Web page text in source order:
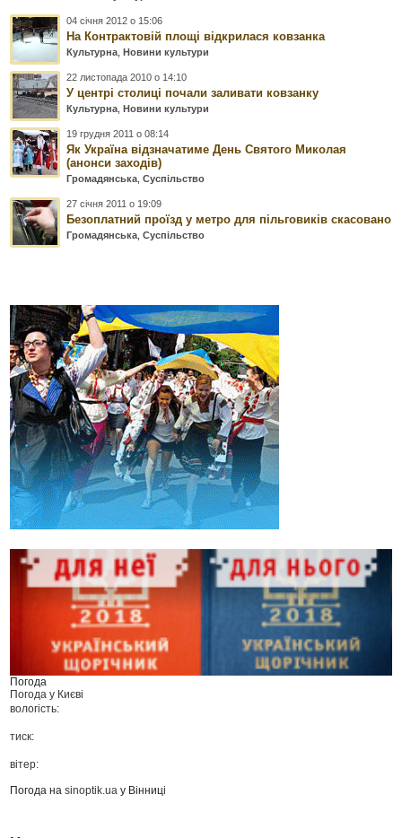
04 січня 2012 о 15:06
На Контрактовій площі відкрилася ковзанка
Культурна ,Новини культури
22 листопада 2010 о 14:10
У центрі столиці почали заливати ковзанку
Культурна ,Новини культури
19 грудня 2011 о 08:14
Як Україна відзначатиме День Святого Миколая
(анонси заходів)
Громадянська ,Суспільство
27 січня 2011 о 19:09
Безоплатний проїзд у метро для пільговиків скасовано
Громадянська ,Суспільство
Погода
Погода у Києві
вологість:
тиск:
вітер:
Погода наsinoptik.ua у Вінниці